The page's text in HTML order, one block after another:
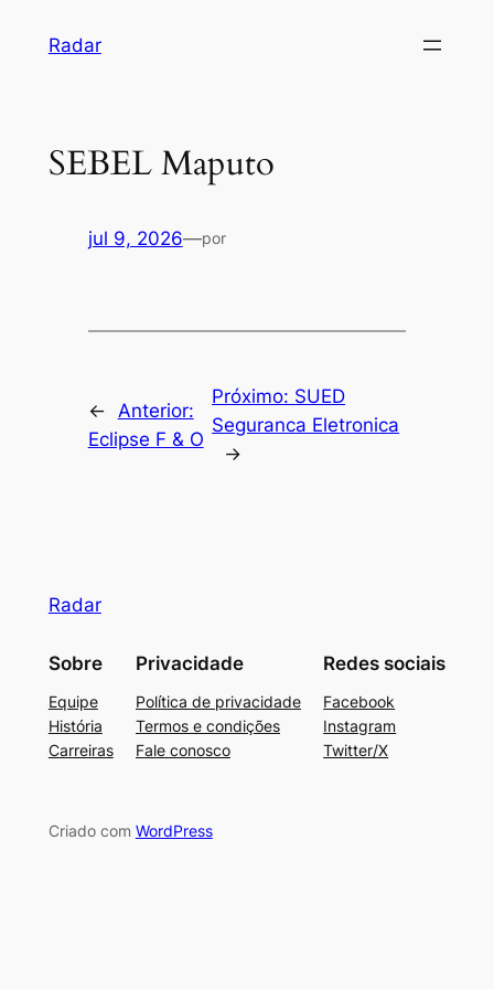
Radar
SEBEL Maputo
jul 9, 2026—por
←
Anterior:
Eclipse F & O
Próximo: SUED
Seguranca Eletronica
→
Radar
Sobre
Equipe
História
Carreiras
Privacidade
Política de privacidade
Termos e condições
Fale conosco
Redes sociais
Facebook
Instagram
Twitter/X
Criado com WordPress